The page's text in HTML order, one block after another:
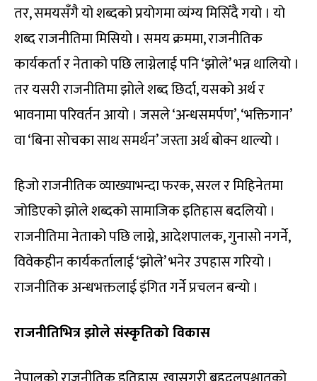
तर, समयसँगै यो शब्दको प्रयोगमा व्यंग्य मिसिँदै गयो । यो
शब्द राजनीतिमा मिसियो । समय क्रममा, राजनीतिक
कार्यकर्ता र नेताको पछि लाग्नेलाई पनि ‘झोले’ भन्न थालियो ।
तर यसरी राजनीतिमा झोले शब्द छिर्दा, यसको अर्थ र
भावनामा परिवर्तन आयो । जसले ‘अन्धसमर्पण’, ‘भक्तिगान’
वा ‘बिना सोचका साथ समर्थन’ जस्ता अर्थ बोक्न थाल्यो ।
हिजो राजनीतिक व्याख्याभन्दा फरक, सरल र मिहिनेतमा
जोडिएको झोले शब्दको सामाजिक इतिहास बदलियो ।
राजनीतिमा नेताको पछि लाग्ने, आदेशपालक, गुनासो नगर्ने,
विवेकहीन कार्यकर्तालाई ‘झोले’ भनेर उपहास गरियो ।
राजनीतिक अन्धभक्तलाई इंगित गर्ने प्रचलन बन्यो ।
राजनीतिभित्र झोले संस्कृतिको विकास